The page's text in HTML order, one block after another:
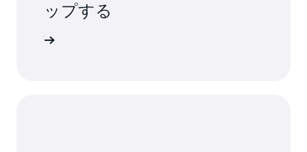
ップする